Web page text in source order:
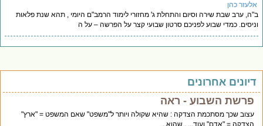
כהן
ערב שבת שירה וסיום והתחלת ג' מחזורי לימוד הרמב"ם היומי , תהא שנת פלאות
כמדי שבוע לפניכם סרטון שבועי קצר על הפרשה – על ה
אחרונים
פרשת השבוע - ראה
עצוב שכך מסתכמת הצדקה : שהיא שקולה ויותר ל"משפט" שאם המשפט = "ארץ"
הצדקה = "אדם" ועוד... . שהוא..